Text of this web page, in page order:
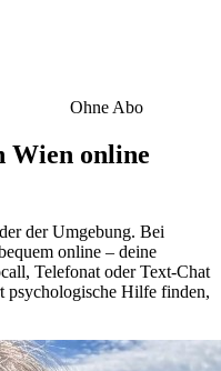
Ohne Abo
Wien online
der Umgebung. Bei
online – deine
Telefonat oder Text-Chat
psychologische Hilfe finden,